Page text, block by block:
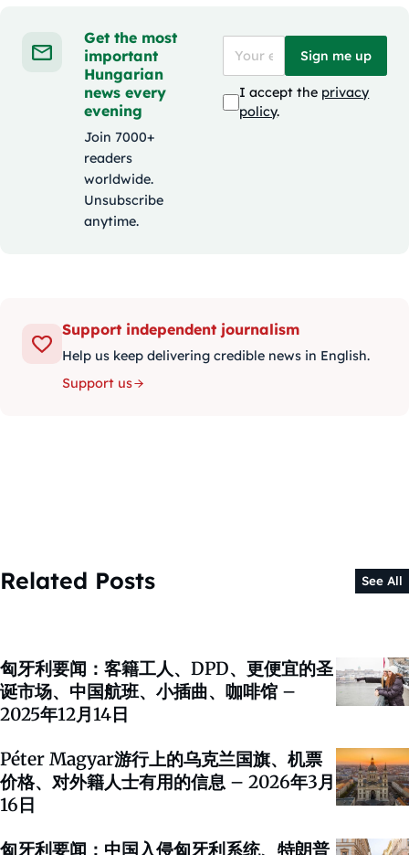
Get the most
important
Hungarian
news every
evening
Join 7000+
readers
worldwide.
Unsubscribe
anytime.
Sign me up
I accept the privacy
policy.
Support independent journalism
Help us keep delivering credible news in English.
Support us
Related Posts See All
匈牙利要闻：客籍工人、DPD、更便宜的圣
诞市场、中国航班、小插曲、咖啡馆 –
2025年12月14日
Péter Magyar游行上的乌克兰国旗、机票
价格、对外籍人士有用的信息 – 2026年3月
16日
匈牙利要闻：中国入侵匈牙利系统、特朗普